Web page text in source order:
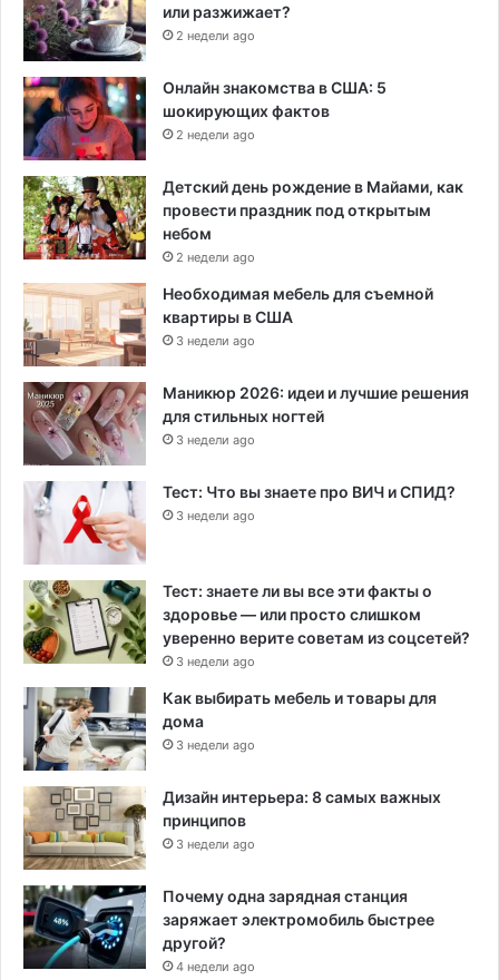
или разжижает?
2 недели ago
Онлайн знакомства в США: 5
шокирующих фактов
2 недели ago
Детский день рождение в Майами, как
провести праздник под открытым
небом
2 недели ago
Необходимая мебель для съемной
квартиры в США
3 недели ago
Маникюр 2026: идеи и лучшие решения
для стильных ногтей
3 недели ago
Тест: Что вы знаете про ВИЧ и СПИД?
3 недели ago
Тест: знаете ли вы все эти факты о
здоровье — или просто слишком
уверенно верите советам из соцсетей?
3 недели ago
Как выбирать мебель и товары для
дома
3 недели ago
Дизайн интерьера: 8 самых важных
принципов
3 недели ago
Почему одна зарядная станция
заряжает электромобиль быстрее
другой?
4 недели ago